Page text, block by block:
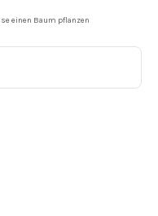
einen Baum pflanzen